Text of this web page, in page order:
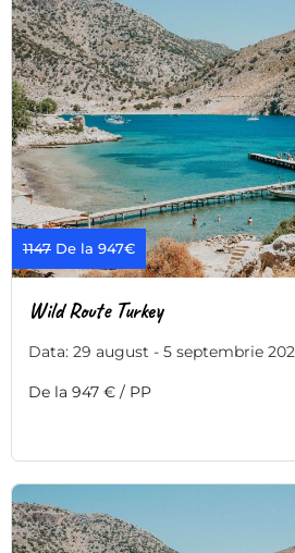
1147 De la 947€
Wild Route Turkey
Data: 29 august - 5 septembrie
De la 947 € / PP